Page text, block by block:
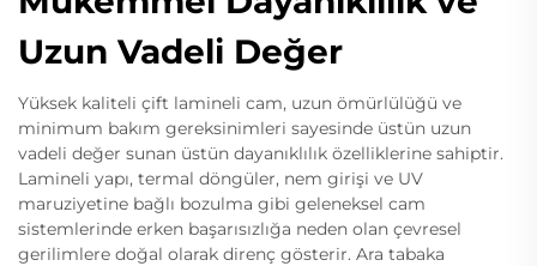
Uzun Vadeli Değer
Yüksek kaliteli çift lamineli cam, uzun ömürlülüğü ve
minimum bakım gereksinimleri sayesinde üstün uzun
vadeli değer sunan üstün dayanıklılık özelliklerine sahiptir.
Lamineli yapı, termal döngüler, nem girişi ve UV
maruziyetine bağlı bozulma gibi geleneksel cam
sistemlerinde erken başarısızlığa neden olan çevresel
gerilimlere doğal olarak direnç gösterir. Ara tabaka